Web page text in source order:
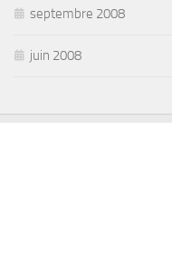
septembre 2008
juin 2008